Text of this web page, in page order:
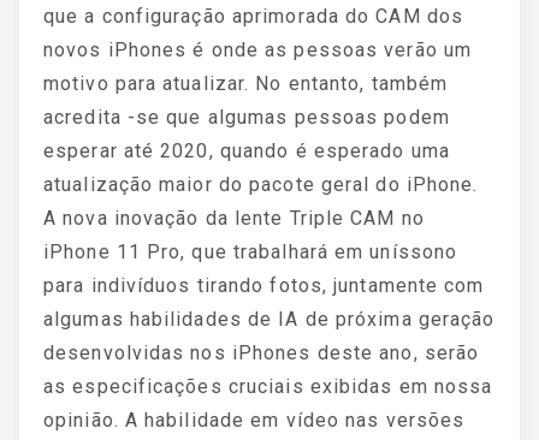
que a configuração aprimorada do CAM dos
novos iPhones é onde as pessoas verão um
motivo para atualizar. No entanto, também
acredita -se que algumas pessoas podem
esperar até 2020, quando é esperado uma
atualização maior do pacote geral do iPhone.
A nova inovação da lente Triple CAM no
iPhone 11 Pro, que trabalhará em uníssono
para indivíduos tirando fotos, juntamente com
algumas habilidades de IA de próxima geração
desenvolvidas nos iPhones deste ano, serão
as especificações cruciais exibidas em nossa
opinião. A habilidade em vídeo nas versões